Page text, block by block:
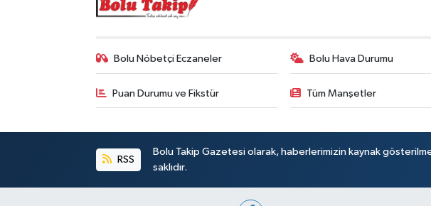
Bolu Nöbetçi Eczaneler Bolu Hava Durumu
Puan Durumu ve Fikstür Tüm Manşetler
RSS
Bolu Takip Gazetesi olarak, haberlerimizin kaynak
saklıdır.